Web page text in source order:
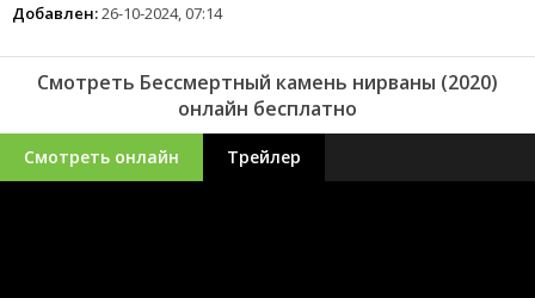
Добавлен:26-10-2024, 07:14
Смотреть Бессмертный камень нирваны (2020)
онлайн бесплатно
Смотреть онлайн Трейлер